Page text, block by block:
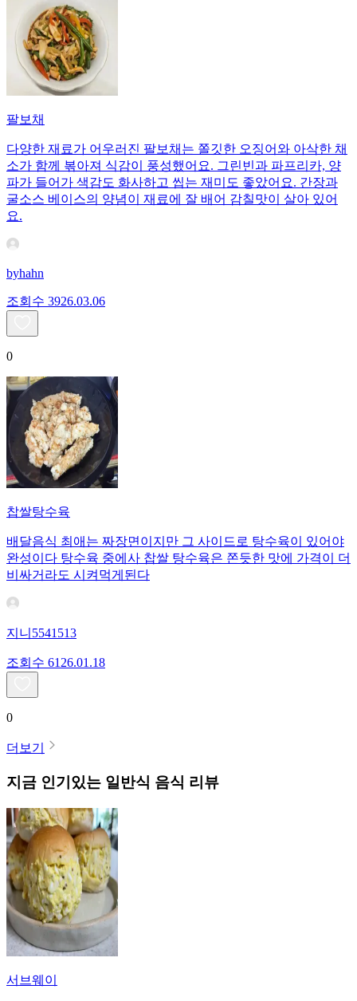
팔보채
다양한 재료가 어우러진 팔보채는 쫄깃한 오징어와 아삭한 채
소가 함께 볶아져 식감이 풍성했어요. 그린빈과 파프리카, 양
파가 들어가 색감도 화사하고 씹는 재미도 좋았어요. 간장과
굴소스 베이스의 양념이 재료에 잘 배어 감칠맛이 살아 있어
요.
byhahn
조회수 3926.03.06
0
찹쌀탕수육
배달음식 최애는 짜장면이지만 그 사이드로 탕수육이 있어야
완성이다 탕수육 중에사 찹쌀 탕수육은 쫀듯한 맛에 가격이 더
비싸거라도 시켜먹게된다
지니5541513
조회수 61 26.01.18
0
더보기
지금 인기있는 일반식 음식 리뷰
서브웨이